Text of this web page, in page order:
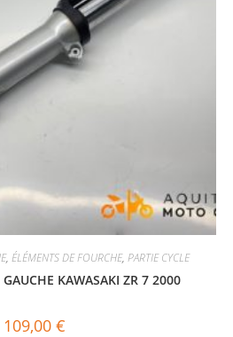
, ÉLÉMENTS DE FOURCHE, PARTIE CYCLE
GAUCHE KAWASAKI ZR 7 2000
109,00 €